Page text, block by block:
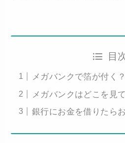
目
メガバンクで箔が付く？
メガバンクはどこを見
銀行にお金を借りたら